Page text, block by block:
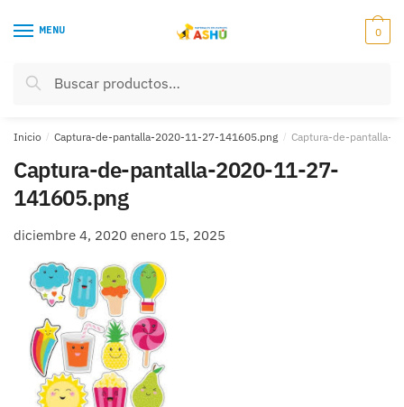
MENU
Buscar
Buscar
0
Inicio / Captura-de-pantalla-2020-11-27-141605.png / Captura-de-pantalla-
Captura-de-pantalla-2020-11-27-
141605.png
diciembre 4, 2020 enero 15, 2025